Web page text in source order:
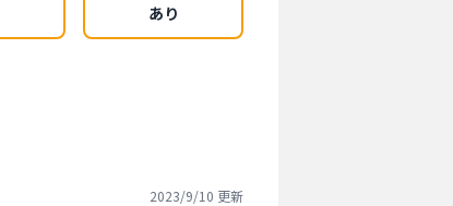
あり
2023/9/10 更新